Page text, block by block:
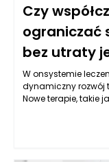
Czy
ograniczać
bez utraty
W onsystemie
dynamiczny rozwój
Nowe terapie, takie
mogą przyczynić